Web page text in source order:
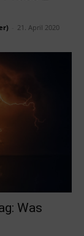
21. April 2020
Was